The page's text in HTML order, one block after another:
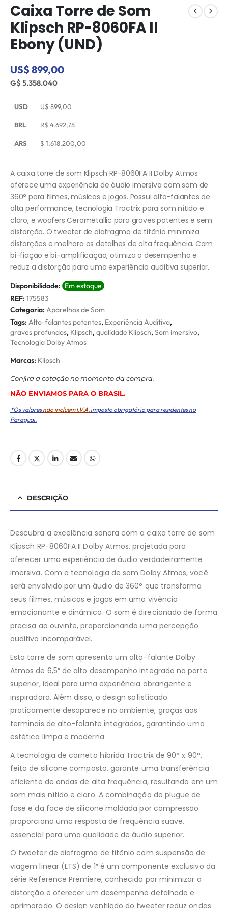
Caixa Torre de Som
Klipsch RP-8060FA II
Ebony (UND)
US$ 899,00
G$ 5.358.040
USD U$ 899,00
BRL R$ 4.692,78
ARS $ 1.618.200,00
A caixa torre de som Klipsch RP-8060FA II Dolby Atmos
oferece uma experiência de áudio imersiva com som de
360° para filmes, músicas e jogos. Possui alto-falantes de
alta performance, tecnologia Tractrix para som nítido e
claro, e woofers Cerametallic para graves potentes e sem
distorção. O tweeter de diafragma de titânio minimiza
distorções e melhora os detalhes de alta frequência. Com
bi-fiação e bi-amplificação, otimiza o desempenho e
reduz a distorção para uma experiência auditiva superior.
Disponibilidade: Em estoque
REF: 175583
Categoria: Aparelhos de Som
Tags: Alto-falantes potentes, Experiência Auditiva,
graves profundos, Klipsch,qualidade Klipsch,Som imersivo,
Tecnologia Dolby Atmos
Marcas: Klipsch
Conﬁra a cotação no momento da compra.
NÃO ENVIAMOS PARA O BRASIL.
*Os valoresnão incluem I.V.A. imposto obrigatório para residentes no
Paraguai.
DESCRIÇÃO
Descubra a excelência sonora com a caixa torre de som
Klipsch RP-8060FA II Dolby Atmos, projetada para
oferecer uma experiência de áudio verdadeiramente
imersiva. Com a tecnologia de som Dolby Atmos, você
será envolvido por um áudio de 360° que transforma
seus filmes, músicas e jogos em uma vivência
emocionante e dinâmica. O som é direcionado de forma
precisa ao ouvinte, proporcionando uma percepção
auditiva incomparável.
Esta torre de som apresenta um alto-falante Dolby
Atmos de 6,5″ de alto desempenho integrado na parte
superior, ideal para uma experiência abrangente e
inspiradora. Além disso, o design sofisticado
praticamente desaparece no ambiente, graças aos
terminais de alto-falante integrados, garantindo uma
estética limpa e moderna.
A tecnologia de corneta híbrida Tractrix de 90° x 90°,
feita de silicone composto, garante uma transferência
eficiente de ondas de alta frequência, resultando em um
som mais nítido e claro. A combinação do plugue de
fase e da face de silicone moldada por compressão
proporciona uma resposta de frequência suave,
essencial para uma qualidade de áudio superior.
O tweeter de diafragma de titânio com suspensão de
viagem linear (LTS) de 1″ é um componente exclusivo da
série Reference Premiere, conhecido por minimizar a
distorção e oferecer um desempenho detalhado e
aprimorado. O design ventilado do tweeter reduz ondas